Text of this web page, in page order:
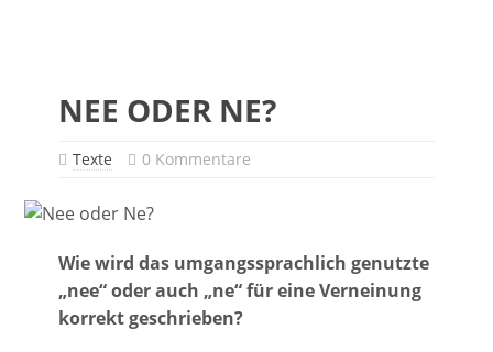
NEE ODER NE?
Texte 0 Kommentare
Wie wird das umgangssprachlich genutzte
„nee“ oder auch „ne“ für eine Verneinung
korrekt geschrieben?